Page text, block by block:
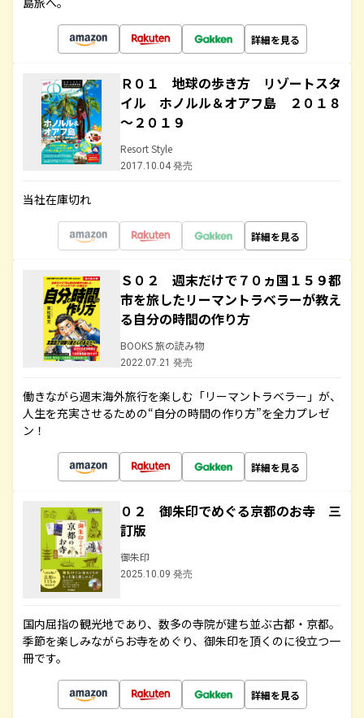
詳細を見る
Ｒ０１ 地球の歩き方 リゾートスタ
イル ホノルル＆オアフ島 ２０１８
～２０１９
Resort Style
2017.10.04 発売
当社在庫切れ
詳細を見る
Ｓ０２ 週末だけで７０ヵ国１５９都
市を旅したリーマントラベラーが教え
る自分の時間の作り方
BOOKS 旅の読み物
2022.07.21 発売
働きながら週末海外旅行を楽しむ「リーマントラベラー」が、
人生を充実させるための“自分の時間の作り方”を全力プレゼ
ン！
詳細を見る
０２ 御朱印でめぐる京都のお寺 三
訂版
御朱印
2025.10.09 発売
国内屈指の観光地であり、数多の寺院が建ち並ぶ古都・京都。
季節を楽しみながらお寺をめぐり、御朱印を頂くのに役立つ一
冊です。
詳細を見る